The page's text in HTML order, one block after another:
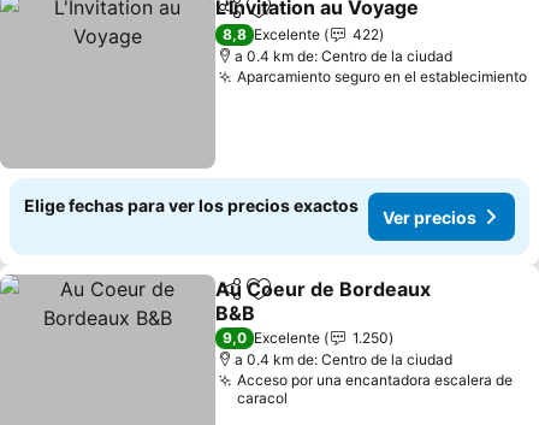
CompartirAgregar a favoritos
L'Invitation au Voyage
8,8 Excelente
422
a 0.4 km de: Centro de la ciudad
Aparcamiento seguro en el establecimiento
Elige fechas para ver los precios exactos
Ver precios
CompartirAgregar a favoritos
Au Coeur de Bordeaux
B&B
9,0 Excelente
1.250
a 0.4 km de: Centro de la ciudad
Acceso por una encantadora escalera de
caracol